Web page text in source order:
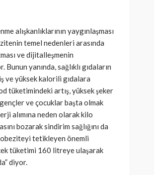
alışkanlıklarının yaygınlaşması
temel nedenleri arasında
ve dijitalleşmenin
yanında, sağlıklı gıdaların
ve yüksek kalorili gıdalara
tüketimindeki artış, yüksek şeker
ve çocuklar başta olmak
alımına neden olarak kilo
bozarak sindirim sağlığını da
tetikleyen önemli
tüketimi 160 litreye ulaşarak
diyor.